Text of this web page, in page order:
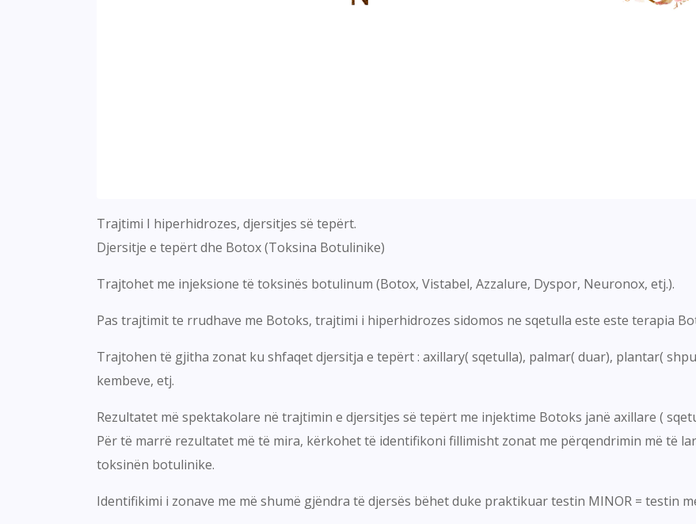
Trajtimi I hiperhidrozes, djersitjes së tepërt.
Djersitje e tepërt dhe Botox (Toksina Botulinike)
Trajtohet me injeksione të toksinës botulinum (Botox, Vistabel, Azzalure, Dyspor, Neuronox, etj.).
Pas trajtimit te rrudhave me Botoks, trajtimi i hiperhidrozes sidomos ne sqetulla este este terapia
Trajtohen të gjitha zonat ku shfaqet djersitja e tepërt : axillary( sqetulla), palmar( duar), plantar(
kembeve, etj.
Rezultatet më spektakolare në trajtimin e djersitjes së tepërt me injektime Botoks janë axillare (
Për të marrë rezultatet më të mira, kërkohet të identifikoni fillimisht zonat me përqendrimin më të
toksinën botulinike.
Identifikimi i zonave me më shumë gjëndra të djersës bëhet duke praktikuar testin MINOR = testin